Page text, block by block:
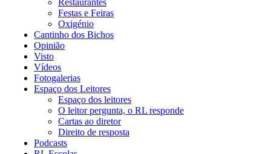
Restaurantes
Festas e Feiras
Oxigénio
Cantinho dos Bichos
Opinião
Visto
Vídeos
Fotogalerias
Espaço dos Leitores
Espaço dos leitores
O leitor pergunta, o RL responde
Cartas ao diretor
Direito de resposta
Podcasts